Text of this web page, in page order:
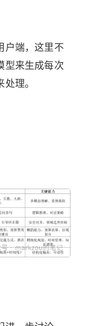
户端，这里不
型来生成每次
理。